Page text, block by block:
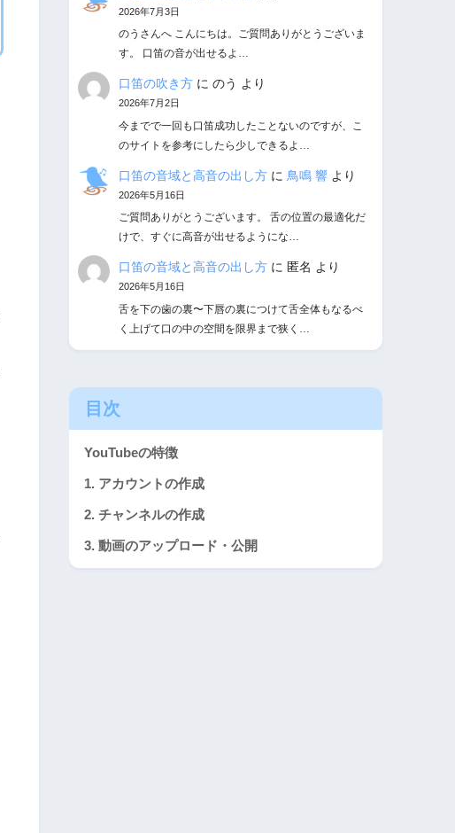
2026年7月3日
のうさんへ こんにちは。ご質問ありがとうございま
す。 口笛の音が出せるよ…
口笛の吹き方 にのう より
2026年7月2日
今までで一回も口笛成功したことないのですが、こ
のサイトを参考にしたら少しできるよ…
口笛の音域と高音の出し方 に 鳥鳴 響 より
2026年5月16日
ご質問ありがとうございます。 舌の位置の最適化だ
けで、すぐに高音が出せるようにな…
口笛の音域と高音の出し方 に 匿名 より
2026年5月16日
舌を下の歯の裏〜下唇の裏につけて舌全体もなるべ
く上げて口の中の空間を限界まで狭く…
目次
YouTubeの特徴
1. アカウントの作成
2. チャンネルの作成
3. 動画のアップロード・公開